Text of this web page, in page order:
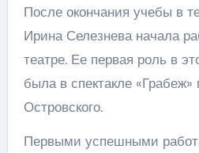
После окончания учебы в
Ирина Селезнева начала
театре. Ее первая роль в
была в спектакле
Островского.
Первыми успешными